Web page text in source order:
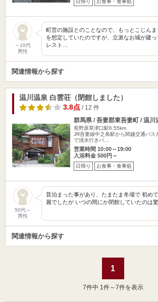
日帰り お食事・食事処
～10代
男性
町営の施設とのことなので、もっとこじん
を想定していたのですが、立派なお城が建
レスト…
関連情報から探す
温川温泉 白雲荘（閉館しました）
3.8点/ 12 件
群馬県 / 吾妻郡東吾妻町 / 温川
長野原草津口駅6.55km
JR吾妻線中之条駅から関越交通バス
で清水行きバ…
営業時間 10:00～19:00
入浴料金 500円～
日帰り お食事・食事処
50代～
男性
昔泊まった事があり、たまたま冬場で 初め
麗でしたが いつの間にか閉館していたのは
関連情報から探す
1
7件中 1件～7件を表示